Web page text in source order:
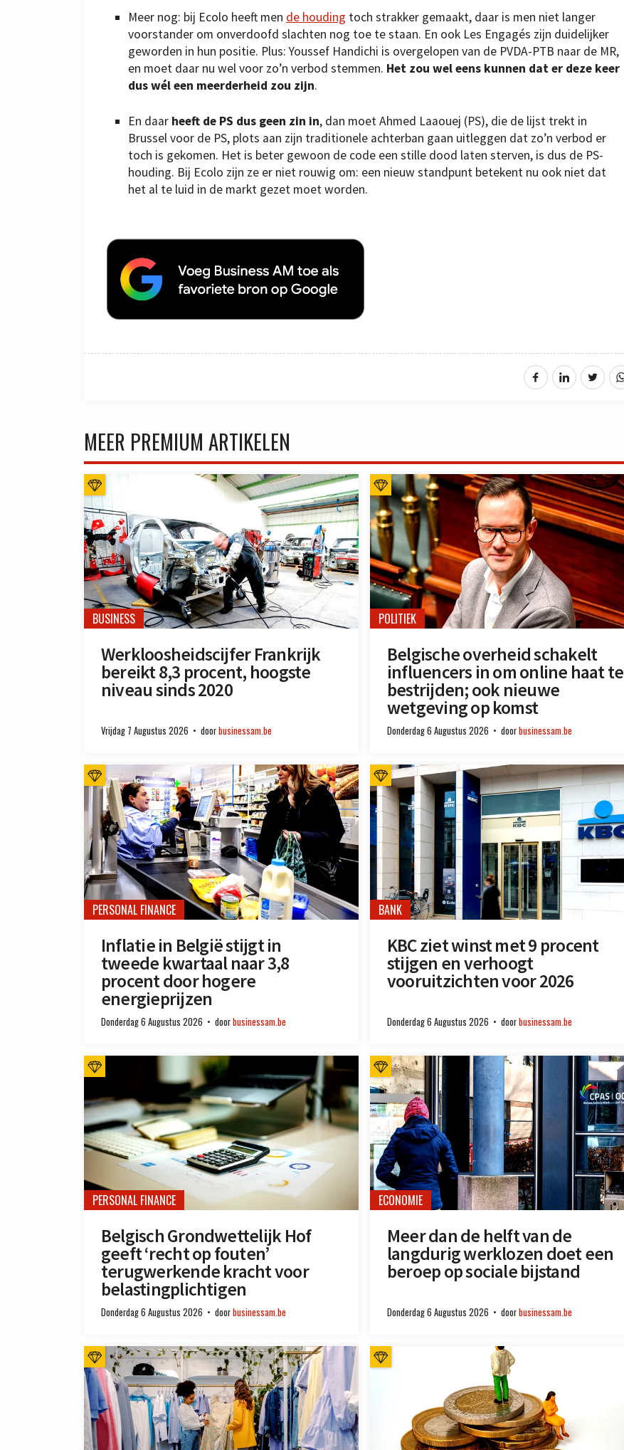
Meer nog: bij Ecolo heeft men de houding toch strakker gemaakt, daar is men niet langer
voorstander om onverdoofd slachten nog toe te staan. En ook Les Engagés zijn duidelijker
geworden in hun positie. Plus: Youssef Handichi is overgelopen van de PVDA-PTB naar de MR,
en moet daar nu wel voor zo’n verbod stemmen. Het zou wel eens kunnen dat er deze keer
dus wél een meerderheid zou zijn.
En daar heeft de PS dus geen zin in, dan moet Ahmed Laaouej (PS), die de lijst trekt in
Brussel voor de PS, plots aan zijn traditionele achterban gaan uitleggen dat zo’n verbod er
toch is gekomen. Het is beter gewoon de code een stille dood laten sterven, is dus de PS-
houding. Bij Ecolo zijn ze er niet rouwig om: een nieuw standpunt betekent nu ook niet dat
het al te luid in de markt gezet moet worden.
MEER PREMIUM ARTIKELEN
BUSINESS
Werkloosheidscijfer Frankrijk
bereikt 8,3 procent, hoogste
niveau sinds 2020
Vrijdag 7 Augustus 2026 doorbusinessam.be
POLITIEK
Belgische overheid schakelt
influencers in om online haat te
bestrijden; ook nieuwe
wetgeving op komst
Donderdag 6 Augustus 2026 doorbusinessam.be
PERSONAL FINANCE
Inflatie in België stijgt in
tweede kwartaal naar 3,8
procent door hogere
energieprijzen
Donderdag 6 Augustus 2026 doorbusinessam.be
BANK
KBC ziet winst met 9 procent
stijgen en verhoogt
vooruitzichten voor 2026
Donderdag 6 Augustus 2026 doorbusinessam.be
PERSONAL FINANCE
Belgisch Grondwettelijk Hof
geeft ‘recht op fouten’
terugwerkende kracht voor
belastingplichtigen
Donderdag 6 Augustus 2026 doorbusinessam.be
ECONOMIE
Meer dan de helft van de
langdurig werklozen doet een
beroep op sociale bijstand
Donderdag 6 Augustus 2026 doorbusinessam.be